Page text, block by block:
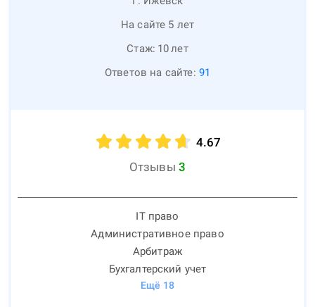
На сайте 5 лет
Стаж: 10лет
Ответов на сайте: 91
4.67
Отзывы 3
IT право
Административное право
Арбитраж
Бухгалтерский учет
Ещё 18